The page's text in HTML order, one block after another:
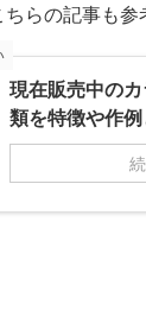
らの記事も参
現在販売中の
類を特徴や作例